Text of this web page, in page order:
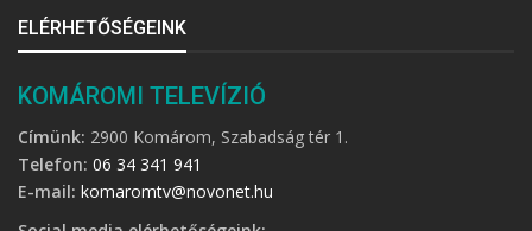
ELÉRHETŐSÉGEINK
KOMÁROMI TELEVÍZIÓ
Címünk: 2900 Komárom, Szabadság tér 1.
Telefon: 06 34 341 941
E-mail: komaromtv@novonet.hu